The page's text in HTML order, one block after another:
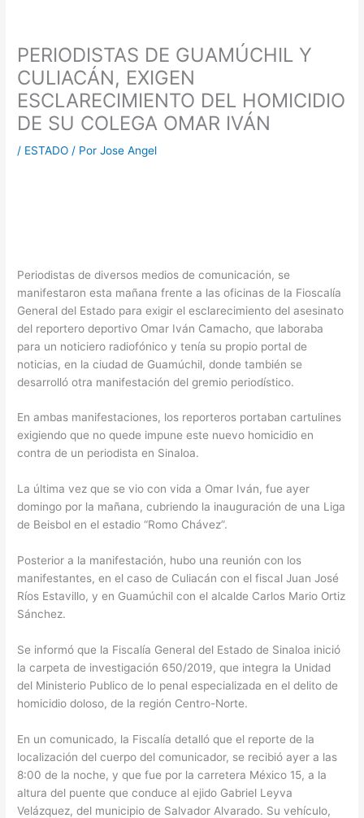
PERIODISTAS DE GUAMÚCHIL Y
CULIACÁN, EXIGEN
ESCLARECIMIENTO DEL HOMICIDIO
DE SU COLEGA OMAR IVÁN
/ ESTADO / PorJose Angel
Periodistas de diversos medios de comunicación, se
manifestaron esta mañana frente a las oficinas de la Fioscalía
General del Estado para exigir el esclarecimiento del asesinato
del reportero deportivo Omar Iván Camacho, que laboraba
para un noticiero radiofónico y tenía su propio portal de
noticias, en la ciudad de Guamúchil, donde también se
desarrolló otra manifestación del gremio periodístico.
En ambas manifestaciones, los reporteros portaban cartulines
exigiendo que no quede impune este nuevo homicidio en
contra de un periodista en Sinaloa.
La última vez que se vio con vida a Omar Iván, fue ayer
domingo por la mañana, cubriendo la inauguración de una Liga
de Beisbol en el estadio “Romo Chávez”.
Posterior a la manifestación, hubo una reunión con los
manifestantes, en el caso de Culiacán con el fiscal Juan José
Ríos Estavillo, y en Guamúchil con el alcalde Carlos Mario Ortiz
Sánchez.
Se informó que la Fiscalía General del Estado de Sinaloa inició
la carpeta de investigación 650/2019, que integra la Unidad
del Ministerio Publico de lo penal especializada en el delito de
homicidio doloso, de la región Centro-Norte.
En un comunicado, la Fiscalía detalló que el reporte de la
localización del cuerpo del comunicador, se recibió ayer a las
8:00 de la noche, y que fue por la carretera México 15, a la
altura del puente que conduce al ejido Gabriel Leyva
Velázquez, del municipio de Salvador Alvarado. Su vehículo,